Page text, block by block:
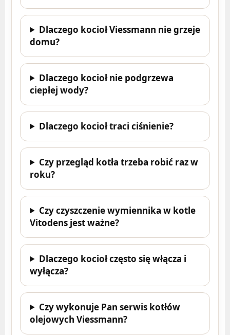
Dlaczego kocioł Viessmann nie grzeje
domu?
Dlaczego kocioł nie podgrzewa
ciepłej wody?
Dlaczego kocioł traci ciśnienie?
Czy przegląd kotła trzeba robić raz w
roku?
Czy czyszczenie wymiennika w kotle
Vitodens jest ważne?
Dlaczego kocioł często się włącza i
wyłącza?
Czy wykonuje Pan serwis kotłów
olejowych Viessmann?